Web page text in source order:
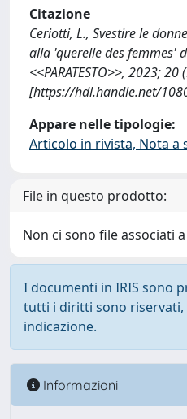
Citazione
Ceriotti, L., Svestire le
alla 'querelle des femmes'
<<PARATESTO>>, 2023;
[https://hdl.handle.net/
Appare nelle tipologie:
Articolo in rivista, Nota a
File in questo prodotto:
Non ci sono file associati
I documenti in IRIS sono
tutti i diritti sono riservati,
indicazione.
Informazioni